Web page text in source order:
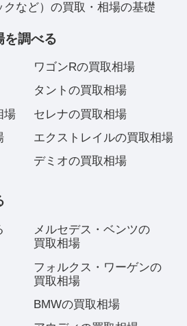
など）の買取・相場の基礎
を調べる
場
ワゴンRの買取相場
タントの買取相場
セレナの買取相場
エクストレイルの買取相場
デミオの買取相場
メルセデス・ベンツの
買取相場
フォルクス・ワーゲンの
買取相場
BMWの買取相場